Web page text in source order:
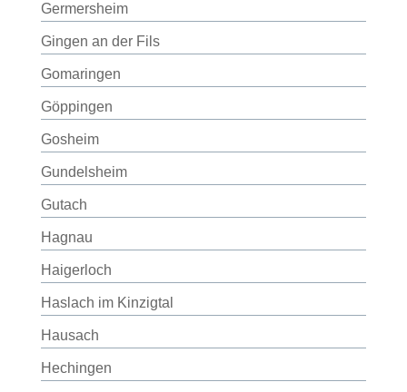
Germersheim
Gingen an der Fils
Gomaringen
Göppingen
Gosheim
Gundelsheim
Gutach
Hagnau
Haigerloch
Haslach im Kinzigtal
Hausach
Hechingen